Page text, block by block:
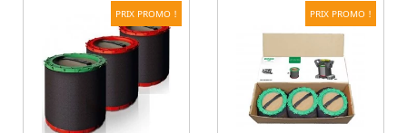
PRIX PROMO ! PRIX PROMO !